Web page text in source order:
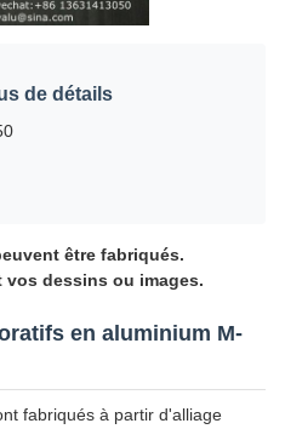
de détails
être fabriqués.
dessins ou images.
en aluminium M-
fabriqués à partir d'alliage